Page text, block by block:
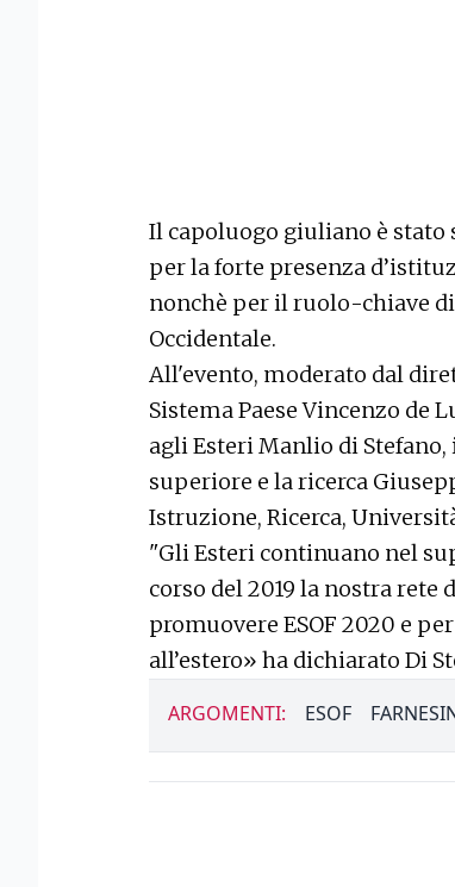
Il capoluogo giuliano è stato
per la forte presenza
nonchè per il ruolo-chiave
Occidentale.
All'evento, moderato dal
Sistema Paese Vincenzo de
agli Esteri Manlio di
superiore e la ricerca
Istruzione, Ricerca,
"Gli Esteri continuano nel
corso del 2019 la nostra
promuovere ESOF 2020 e
all’estero» ha dichiarato Di
ARGOMENTI: ESOF